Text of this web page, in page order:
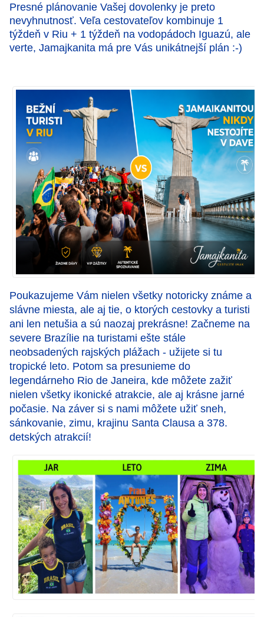
Presné plánovanie Vašej dovolenky je preto
nevyhnutnosť. Veľa cestovateľov kombinuje 1
týždeň v Riu + 1 týždeň na vodopádoch Iguazú, ale
verte, Jamajkanita má pre Vás unikátnejší plán :-)
Poukazujeme Vám nielen všetky notoricky známe a
slávne miesta, ale aj tie, o ktorých cestovky a turisti
ani len netušia a sú naozaj prekrásne! Začneme na
severe Brazílie na turistami ešte stále
neobsadených rajských plážach - užijete si tu
tropické leto. Potom sa presunieme do
legendárneho Rio de Janeira, kde môžete zažiť
nielen všetky ikonické atrakcie, ale aj krásne jarné
počasie. Na záver si s nami môžete užiť sneh,
sánkovanie, zimu, krajinu Santa Clausa a 378.
detských atrakcií!